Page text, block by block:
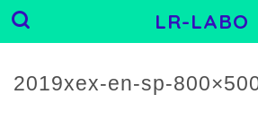
LR-LABO
E
2019xex-en-sp-